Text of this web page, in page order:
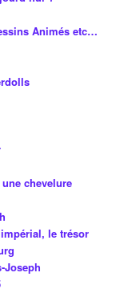
Animés etc…
chevelure
le trésor
Joseph